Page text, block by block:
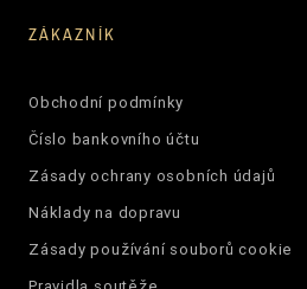
ZÁKAZNÍK
Obchodní podmínky
Číslo bankovního účtu
Zásady ochrany osobních údajů
Náklady na dopravu
Zásady používání souborů cookie